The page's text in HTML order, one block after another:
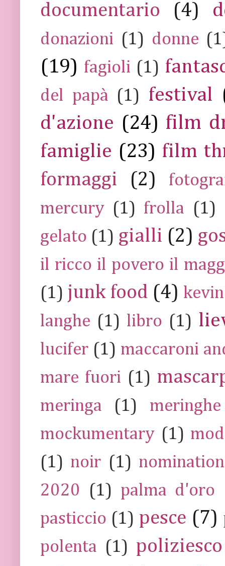
documentario
(4)
donazioni (1) donne
(19) fagioli (1)
del papà (1) festival
d'azione (24) film
famiglie (23) film
formaggi
(2)
mercury (1) frolla (1)
gelato (1) gialli (2)
il ricco il povero il
(1) junk food (4)
langhe (1) libro (1)
lucifer (1) maccaroni
mare fuori (1)
meringa (1)
meringhe
mockumentary (1)
(1) noir (1)
2020
(1) palma d'oro
pasticcio (1) pesce (7)
polenta (1) poliziesco